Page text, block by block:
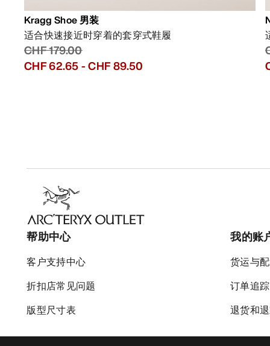
Kragg Shoe 男装
适合快速接近时穿着的套穿式鞋履
CHF 179.00
CHF 62.65-CHF 89.50
帮助中心
客户支持中心
折扣店常见问题
版型尺寸表
我的账
货运与
订单追踪
退货和